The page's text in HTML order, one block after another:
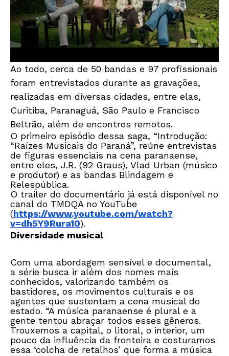
Ao todo, cerca de 50 bandas e 97 profissionais
foram entrevistados durante as gravações,
realizadas em diversas cidades, entre elas,
Curitiba, Paranaguá, São Paulo e Francisco
Beltrão, além de encontros remotos.
O primeiro episódio dessa saga, “Introdução:
“Raízes Musicais do Paraná”, reúne entrevistas
de figuras essenciais na cena paranaense,
entre eles, J.R. (92 Graus), Vlad Urban (músico
e produtor) e as bandas Blindagem e
Relespública.
O trailer do documentário já está disponível no
canal do TMDQA no YouTube
(https://www.youtube.com/watch?
v=dh5Y9Rura10).
Diversidade musical
Com uma abordagem sensível e documental,
a série busca ir além dos nomes mais
conhecidos, valorizando também os
bastidores, os movimentos culturais e os
agentes que sustentam a cena musical do
estado. “A música paranaense é plural e a
gente tentou abraçar todos esses gêneros.
Trouxemos a capital, o litoral, o interior, um
pouco da influência da fronteira e costuramos
essa ‘colcha de retalhos’ que forma a música